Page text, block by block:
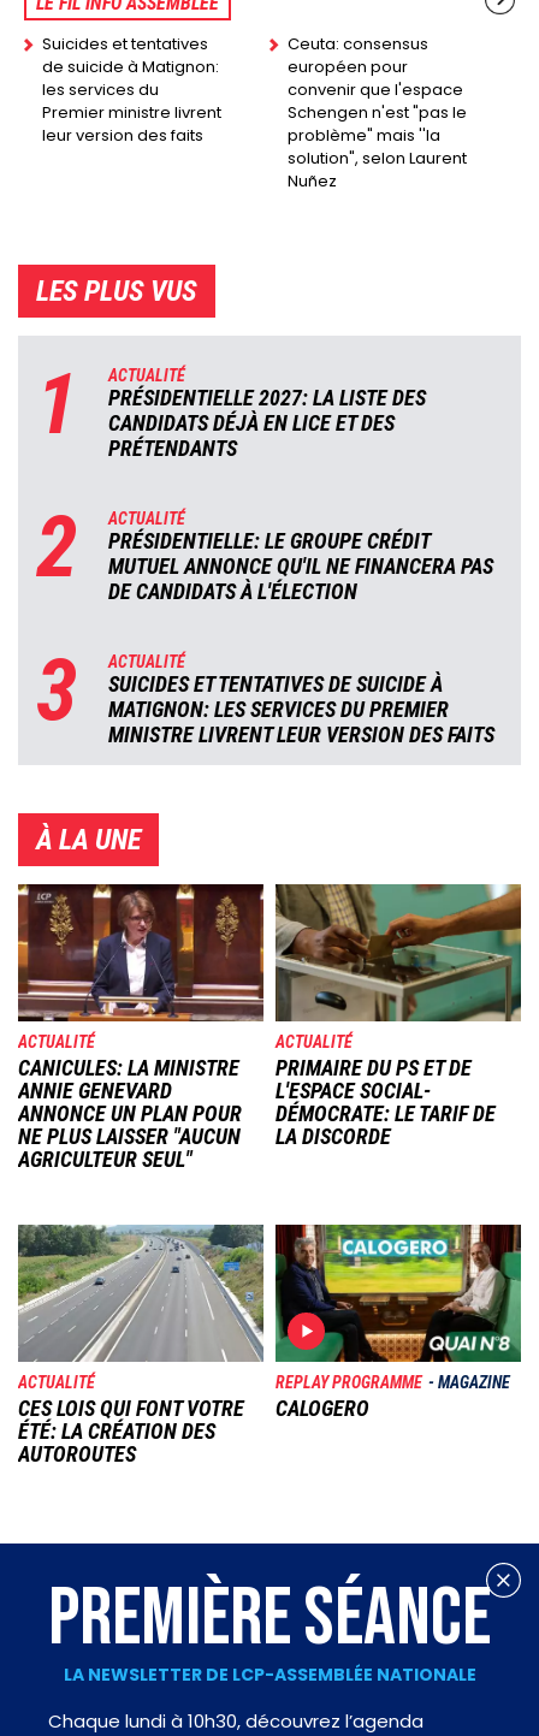
Suicides et tentatives
de suicide à Matignon:
les services du
Premier ministre livrent
leur version des faits
Ceuta: consensus
européen pour
convenir que l'espace
Schengen n'est "pas le
problème" mais ''la
solution", selon Laurent
Nuñez
LES PLUS VUS
1 ACTUALITÉ
PRÉSIDENTIELLE 2027: LA LISTE DES
CANDIDATS DÉJÀ EN LICE ET DES
PRÉTENDANTS
2 ACTUALITÉ
PRÉSIDENTIELLE: LE GROUPE CRÉDIT
MUTUEL ANNONCE QU'IL NE FINANCERA PAS
DE CANDIDATS À L'ÉLECTION
3 ACTUALITÉ
SUICIDES ET TENTATIVES DE SUICIDE À
MATIGNON: LES SERVICES DU PREMIER
MINISTRE LIVRENT LEUR VERSION DES FAITS
À LA UNE
Image
ACTUALITÉ
CANICULES: LA MINISTRE
ANNIE GENEVARD
ANNONCE UN PLAN POUR
NE PLUS LAISSER "AUCUN
AGRICULTEUR SEUL"
Image
ACTUALITÉ
PRIMAIRE DU PS ET DE
L'ESPACE SOCIAL-
DÉMOCRATE: LE TARIF DE
LA DISCORDE
Image
ACTUALITÉ
CES LOIS QUI FONT VOTRE
ÉTÉ: LA CRÉATION DES
AUTOROUTES
Image
REPLAY PROGRAMME MAGAZINE
CALOGERO
PREMIÈRE SÉANCE
LA NEWSLETTER DE LCP-ASSEMBLÉE NATIONALE
Chaque lundi à 10h30, découvrez l’agenda